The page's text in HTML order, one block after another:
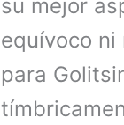
su mejor
equívoco ni
para